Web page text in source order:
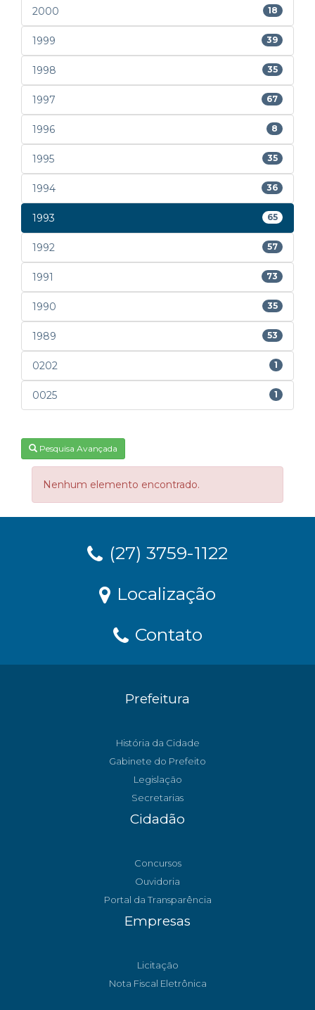
2000 18
1999 39
1998 35
1997 67
1996 8
1995 35
1994 36
1993 65
1992 57
1991 73
1990 35
1989 53
0202 1
0025 1
Pesquisa Avançada
Nenhum elemento encontrado.
(27) 3759-1122
Localização
Contato
Prefeitura
História da Cidade
Gabinete do Prefeito
Legislação
Secretarias
Cidadão
Concursos
Ouvidoria
Portal da Transparência
Empresas
Licitação
Nota Fiscal Eletrônica